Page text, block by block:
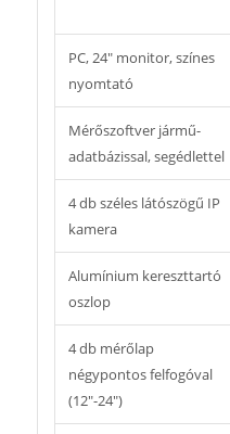
nagyon jól
amelyek
A berendezés a
kétféle féle kivitelben
TAkivitel:
kivitel: Közvetlenül
Kétféle, egy gyártói és
licences jármű-adatbázis
A mérőszoftver a
tartalmazza a
segédleteket és
PC, 24″ monitor, színes
nyomtató
Mérőszoftver jármű-
adatbázissal, segédlettel
4 db széles látószögű IP
kamera
Alumínium kereszttartó
oszlop
4 db mérőlap
négypontos felfogóval
(12″-24″)